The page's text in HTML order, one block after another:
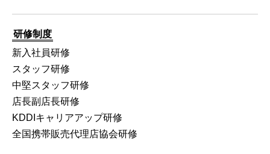
研修制度
新入社員研修
スタッフ研修
中堅スタッフ研修
店長副店長研修
KDDIキャリアアップ研修
全国携帯販売代理店協会研修